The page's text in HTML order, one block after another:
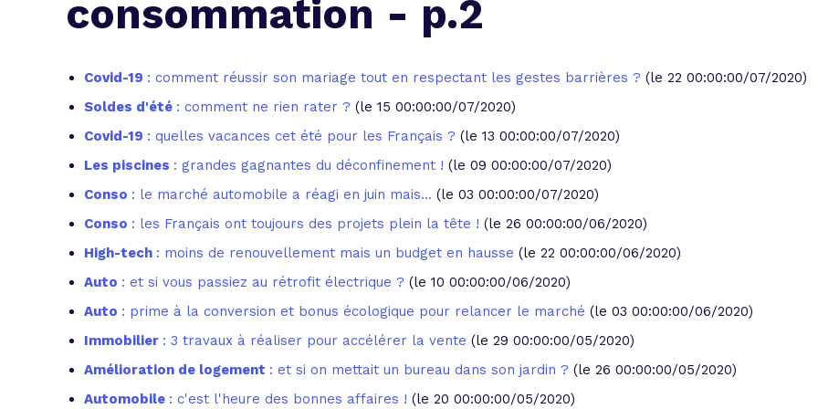
L'acte de vente et le remboursement
Tous les outils prêt immobilier
Trouvez votre prêt conso au meilleur taux !
Bénéficiez de notre expertise en regroupement de crédits
consommation - p.2
Covid-19 : comment réussir son mariage tout en respectant les gestes barrières ? (le 22 00:00:00/07/2020)
Soldes d'été : comment ne rien rater ? (le 15 00:00:00/07/2020)
Covid-19 : quelles vacances cet été pour les Français ? (le 13 00:00:00/07/2020)
Les piscines : grandes gagnantes du déconfinement ! (le 09 00:00:00/07/2020)
Conso : le marché automobile a réagi en juin mais... (le 03 00:00:00/07/2020)
Conso : les Français ont toujours des projets plein la tête ! (le 26 00:00:00/06/2020)
High-tech : moins de renouvellement mais un budget en hausse (le 22 00:00:00/06/2020)
Auto : et si vous passiez au rétrofit électrique ? (le 10 00:00:00/06/2020)
Auto : prime à la conversion et bonus écologique pour relancer le marché (le 03 00:00:00/06/2020)
Immobilier : 3 travaux à réaliser pour accélérer la vente (le 29 00:00:00/05/2020)
Amélioration de logement : et si on mettait un bureau dans son jardin ? (le 26 00:00:00/05/2020)
Automobile : c'est l'heure des bonnes affaires ! (le 20 00:00:00/05/2020)